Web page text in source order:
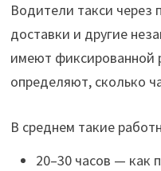
Водители такси через
доставки и другие
имеют фиксированной
определяют, сколько
В среднем такие
20–30 часов — как